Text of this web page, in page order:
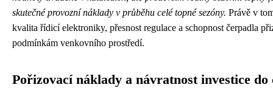
skutečné provozní náklady v průběhu celé topné sezóny. Právě v
kvalita řídicí elektroniky, přesnost regulace a schopnost čerpadla
podmínkám venkovního prostředí.
Pořizovací náklady a návratnost investice do